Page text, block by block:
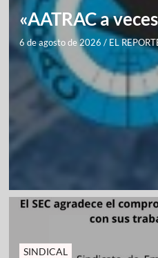
«AATRAC a
6 de agosto de 2026 / EL
SINDICAL